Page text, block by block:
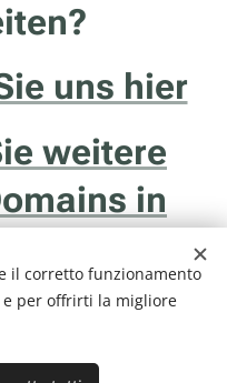
uns hier
weitere
in
il corretto funzionamento
e per offrirti la migliore